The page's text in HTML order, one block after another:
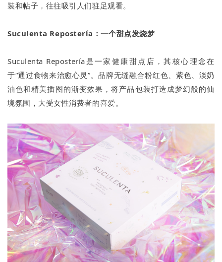
装和帖子，往往吸引人们驻足观看。
Suculenta Repostería：一个甜点发烧梦
Suculenta Repostería是一家健康甜点店，其核心理念在
于“通过食物来治愈心灵”。品牌无缝融合粉红色、紫色、淡奶
油色和精美插图的渐变效果，将产品包装打造成梦幻般的仙
境氛围，大受女性消费者的喜爱。